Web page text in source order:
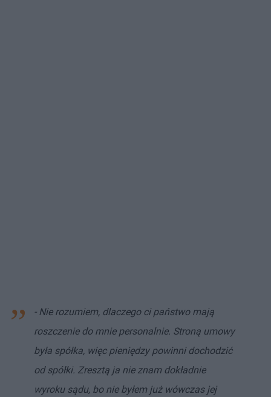
- Nie rozumiem, dlaczego ci państwo mają
roszczenie do mnie personalnie. Stroną umowy
była spółka, więc pieniędzy powinni dochodzić
od spółki. Zresztą ja nie znam dokładnie
wyroku sądu, bo nie byłem już wówczas jej